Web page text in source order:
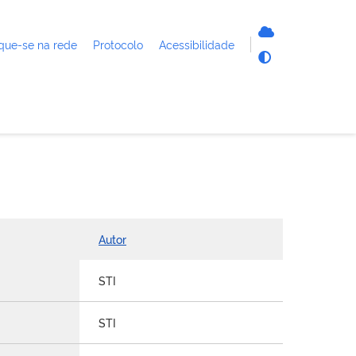
se na rede Protocolo Acessibilidade
Autor
STI
STI